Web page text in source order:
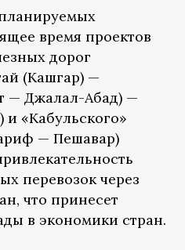
время проектов
дорог
(Кашгар) —
— Джалал-Абад) —
«Кабульского»
— Пешавар)
перевозок через
что принесет
в экономики стран.